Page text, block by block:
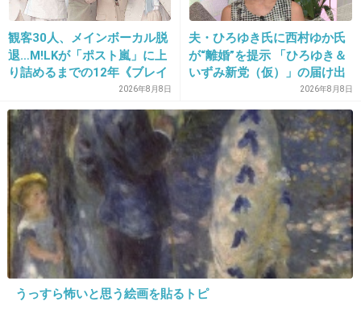
30. 匿名2019/01/08(火) 20:25:09
エラあたりから顎までシュッと細くて顔の形が綺麗です
私は父親似
エラが張り気味、顎しっかりです…
+0 -0
31. 匿名2019/01/08(火) 20:25:46
お父さんもお母さんも両方混ざってるな…
観客30人、メインボーカル脱
退…M!LKが「ポスト嵐」に上
り詰めるまでの12年《ブレイ
2026年8月8日
夫・ひろゆき氏に西村ゆか氏
が“離婚”を提示 「ひろゆき＆
いずみ新党（仮）」の届け出
を知らされず激怒「信頼関係
が保てない状態で夫婦を続け
るのは無理」
2026年8月8日
うっすら怖いと思う絵画を貼るトピ